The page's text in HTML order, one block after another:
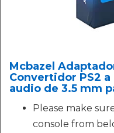
Mcbazel
Convertidor PS2 a
audio de 3.5 mm
Please make
console from